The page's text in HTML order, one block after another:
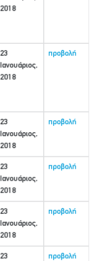
2018
23
Ιανουάριος,
2018
προβολή
23
Ιανουάριος,
2018
προβολή
23
Ιανουάριος,
2018
προβολή
23
Ιανουάριος,
2018
προβολή
23
προβολή